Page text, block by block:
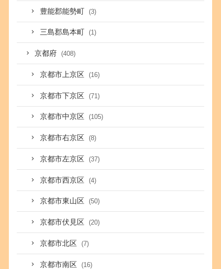
豊能郡能勢町 (3)
三島郡島本町 (1)
京都府 (408)
京都市上京区 (16)
京都市下京区 (71)
京都市中京区 (105)
京都市右京区 (8)
京都市左京区 (37)
京都市西京区 (4)
京都市東山区 (50)
京都市伏見区 (20)
京都市北区 (7)
京都市南区 (16)